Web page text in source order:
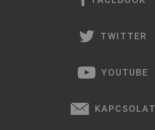
TWITTER
YOUTUBE
KAPCSOLAT